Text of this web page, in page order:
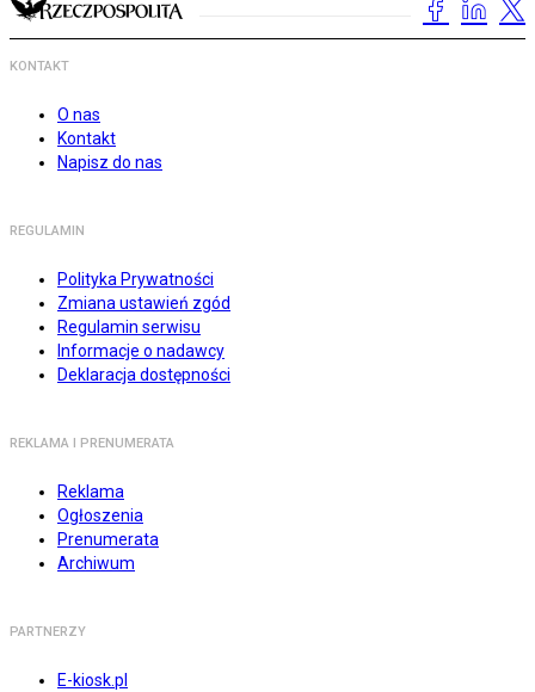
KONTAKT
O nas
Kontakt
Napisz do nas
REGULAMIN
Polityka Prywatności
Zmiana ustawień zgód
Regulamin serwisu
Informacje o nadawcy
Deklaracja dostępności
REKLAMA I PRENUMERATA
Reklama
Ogłoszenia
Prenumerata
Archiwum
PARTNERZY
E-kiosk.pl